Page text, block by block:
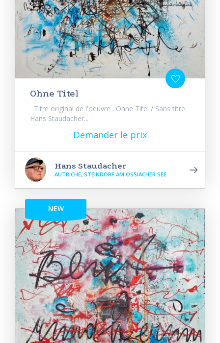
Ohne Titel
Titre original de l'oeuvre : Ohne Titel / Sans titre
Hans Staudacher...
Demander le prix
Hans Staudacher
AUTRICHE, STEINDORF AM OSSIACHER SEE
NEW